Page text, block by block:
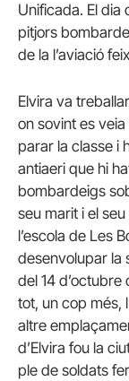
Unificada. El dia
pitjors
de la l’aviació
Elvira va
on sovint es
parar la classe i
antiaeri que hi
bombardeigs
seu marit i el
l’escola de Les
desenvolupar la
del 14 d’octubre
tot, un cop més,
altre
d’Elvira fou la
ple de soldats